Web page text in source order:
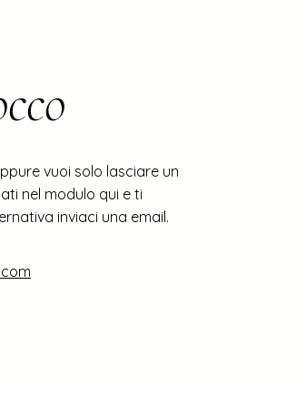
vuoi solo lasciare un
nel modulo qui e ti
inviaci una email.